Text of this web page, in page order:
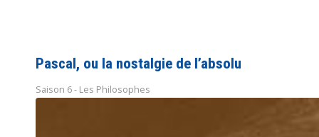
Pascal, ou la nostalgie de l’absolu
Saison 6 - Les Philosophes